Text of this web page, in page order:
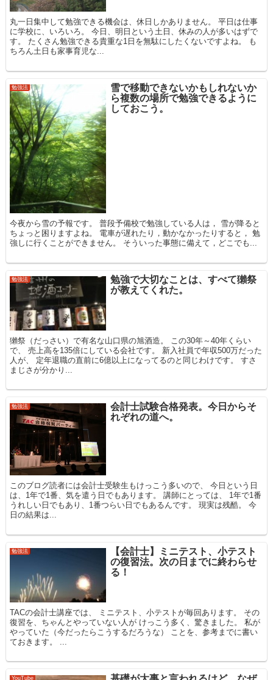
丸一日集中して勉強できる機会は、休日しかありません。 平日は仕事
に学校に、いろいろ。 今日、明日という土日、休みの人が多いはずで
す。 たくさん勉強できる貴重な1日を無駄にしたくないですよね。 も
ちろん土日も家事育児な...
勉強法
雪で移動できないかもしれないか
ら複数の場所で勉強できるように
しておこう。
今夜から雪の予報です。 普段予備校で勉強している人は， 雪が降ると
ちょっと困りますよね。 電車が遅れたり，動かなかったりすると， 勉
強しに行くことができません。 そういった事態に備えて，どこでも...
勉強法
勉強で大切なことは、すべて獺祭
が教えてくれた。
獺祭（だっさい）で有名な山口県の旭酒造。 この30年～40年くらい
で、 売上高を135倍にしている会社です。 新入社員で年収500万だった
人が、 定年退職の直前に6億以上になってるのと同じわけです。 すさ
まじさが分かり...
勉強法
会計士試験合格発表。今日からそ
れぞれの道へ。
このブログ読者には会計士受験生もけっこう多いので、 今日という日
は、1年で1番、気を遣う日でもあります。 講師にとっては、 1年で1番
うれしい日でもあり、1番つらい日でもあるんです。 現実は残酷。 今
日の結果は...
勉強法
【会計士】ミニテスト、小テスト
の復習法。次の日までに終わらせ
る！
TACの会計士講座では、 ミニテスト、小テストが毎回あります。 その
復習を、ちゃんとやっていない人が けっこう多く、驚きました。 私が
やっていた（今だったらこうするだろうな） ことを、参考までに書い
ておきます。 ...
YouTube